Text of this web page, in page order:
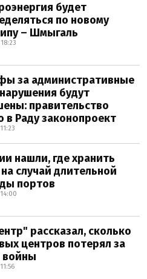
будет
по новому
– Шмыгаль
за административные
будут
правительство
в Раду законопроект
нашли, где хранить
случай длительной
портов
рассказал, сколько
центров потерял за
войны